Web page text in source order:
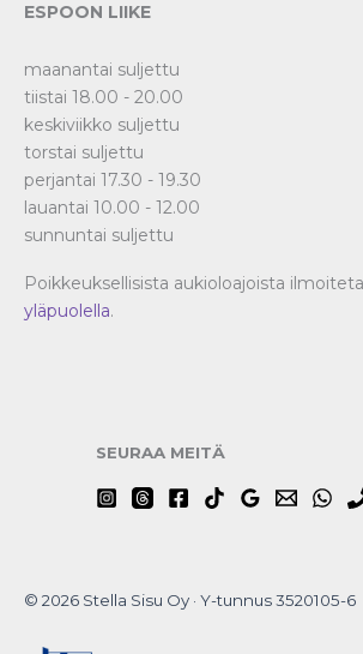
ESPOON LIIKE
maanantai suljettu
tiistai 18.00 - 20.00
keskiviikko suljettu
torstai suljettu
perjantai 17.30 - 19.30
lauantai 10.00 - 12.00
sunnuntai suljettu
Poikkeuksellisista aukioloajoista
yläpuolella.
SEURAA MEITÄ
© 2026 Stella Sisu Oy · Y-tunnus 3520105-6